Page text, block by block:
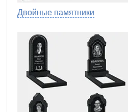
Двойные памятники